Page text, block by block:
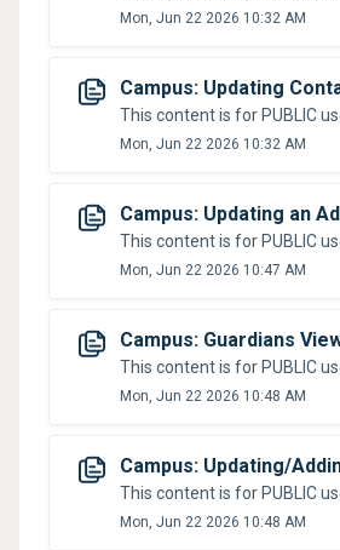
Mon, Jun 22 2026 10:32 AM
Campus: Updating
Mon, Jun 22 2026 10:32 AM
Campus: Updating an
Mon, Jun 22 2026 10:47 AM
Campus: Guardians
Mon, Jun 22 2026 10:48 AM
Campus: Updating/
Mon, Jun 22 2026 10:48 AM